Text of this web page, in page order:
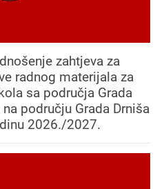
zahtjeva za
radnog materijala za
sa područja Grada
području Grada Drniša
2026./2027.